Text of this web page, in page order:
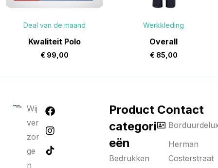
Deal van de maand
Kwaliteit Polo
€ 99,00
Werkkleding
Overall
€ 85,00
Wij
ver
zor
ge
n
Product
categori
eën
Bedrukken
Contact
Herman
Costerstraat